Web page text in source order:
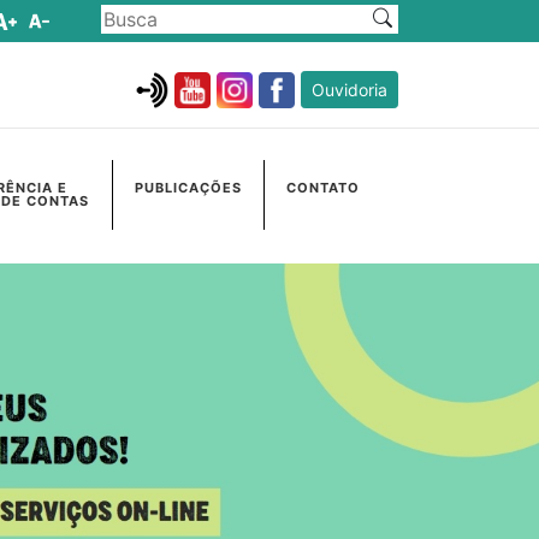
Ouvidoria
E
CONTAS
PUBLICAÇÕES CONTATO